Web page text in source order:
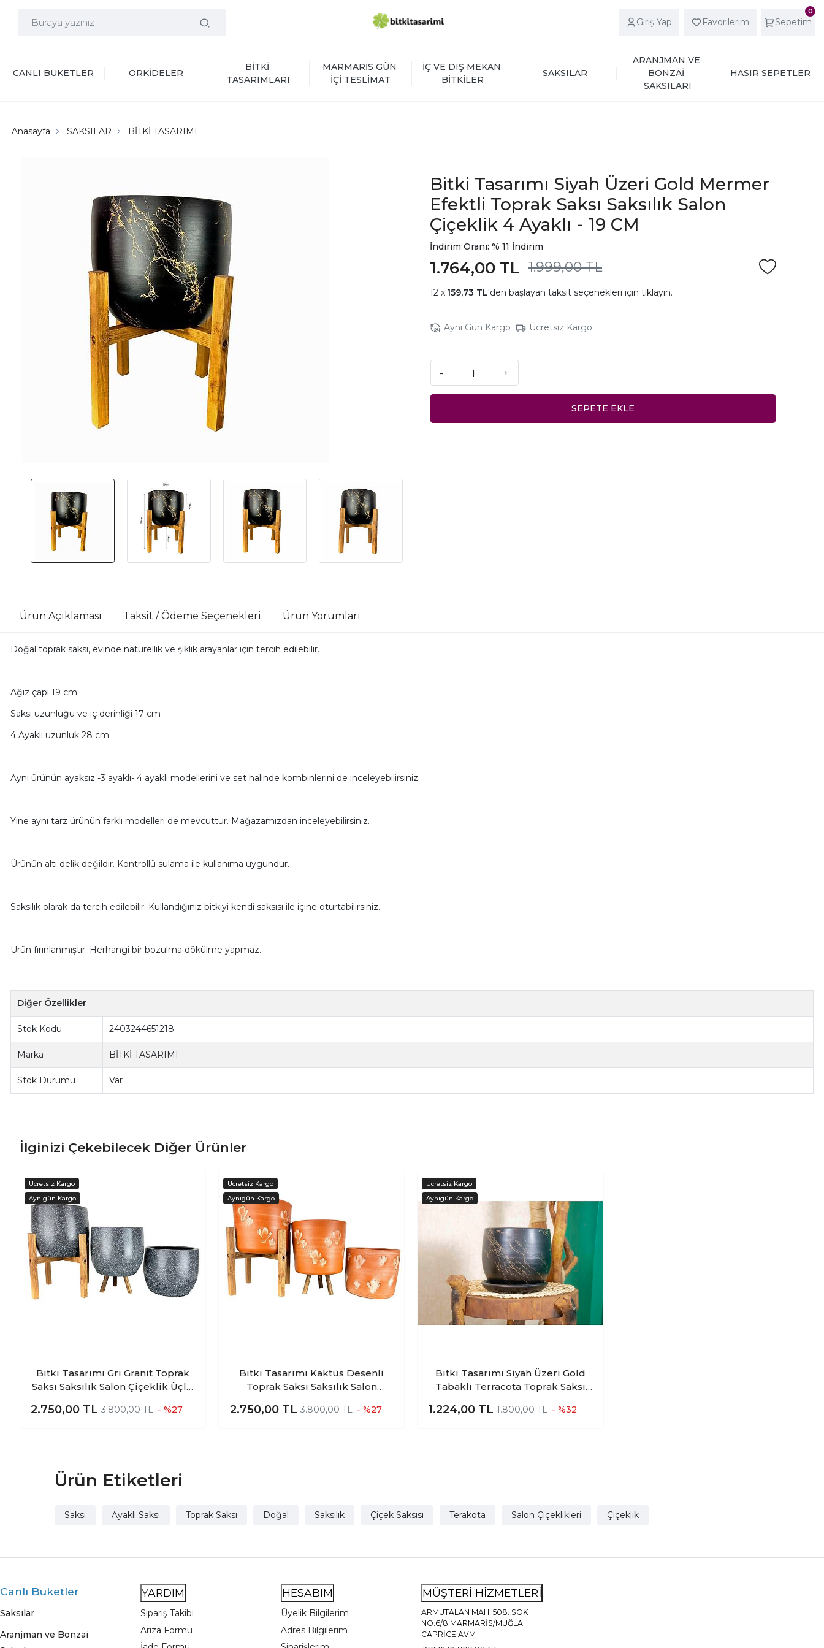
Giriş Yap Favorilerim
0
Sepetim
CANLI BUKETLER ORKİDELER
BİTKİ
TASARIMLARI
MARMARİS GÜN
İÇİ TESLİMAT
İÇ VE DIŞ MEKAN
BİTKİLER
SAKSILAR
ARANJMAN VE
BONZAİ
SAKSILARI
HASIR SEPETLER
Anasayfa SAKSILAR BİTKİ TASARIMI
Bitki Tasarımı Siyah Üzeri Gold Mermer
Efektli Toprak Saksı Saksılık Salon
Çiçeklik 4 Ayaklı - 19 CM
İndirim Oranı: % 11 İndirim
1.999,00 TL
1.764,00 TL
159,73 TL'den başlayan taksit seçenekleri için tıklayın.
Aynı Gün Kargo Ücretsiz Kargo
- +
SEPETE EKLE
Ürün Açıklaması Taksit / Ödeme Seçenekleri Ürün Yorumları
Doğal toprak saksı, evinde naturellik ve şıklık arayanlar için tercih edilebilir.
Ağız çapı 19 cm
Saksı uzunluğu ve iç derinliği 17 cm
4 Ayaklı uzunluk 28 cm
Aynı ürünün ayaksız -3 ayaklı- 4 ayaklı modellerini ve set halinde kombinlerini de inceleyebilirsiniz.
Yine aynı tarz ürünün farklı modelleri de mevcuttur. Mağazamızdan inceleyebilirsiniz.
Ürünün altı delik değildir. Kontrollü sulama ile kullanıma uygundur.
Saksılık olarak da tercih edilebilir. Kullandığınız bitkiyi kendi saksısı ile içine oturtabilirsiniz.
Ürün fırınlanmıştır. Herhangi bir bozulma dökülme yapmaz.
Diğer Özellikler
Stok Kodu 2403244651218
Marka BİTKİ TASARIMI
Stok Durumu Var
İlginizi Çekebilecek Diğer Ürünler
Bitki Tasarımı Gri Granit Toprak
Saksı Saksılık Salon Çiçeklik Üçlü
2.750,00 TL 3.800,00 TL - %27
Bitki Tasarımı Kaktüs Desenli
Toprak Saksı Saksılık Salon
2.750,00 TL 3.800,00 TL - %27
Bitki Tasarımı Siyah Üzeri Gold
Tabaklı Terracota Toprak Saksı
1.224,00 TL 1.800,00 TL - %32
Ürün Etiketleri
Saksı Ayaklı Saksı Toprak Saksı Doğal Saksılık Çiçek Saksısı Terakota Salon Çiçeklikleri Çiçeklik
Canlı Buketler
Saksılar
Aranjman ve Bonzai
YARDIM
Sipariş Takibi
Arıza Formu
HESABIM
Üyelik Bilgilerim
Adres Bilgilerim
MÜŞTERİ HİZMETLERİ
ARMUTALAN MAH. 508. SOK
NO:6/8 MARMARİS/MUĞLA
CAPRİCE AVM